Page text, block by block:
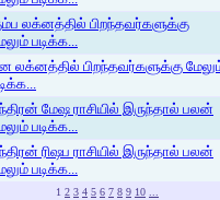
லக்னத்தில் பிறந்தவர்களுக்கு
படிக்க...
லக்னத்தில் பிறந்தவர்களுக்கு
மேஷ ராசியில் இருந்தால் பலன்
படிக்க...
ரிஷப ராசியில் இருந்தால் பலன்
படிக்க...
1 2 3 4 5 6 7 8 9 10 ...